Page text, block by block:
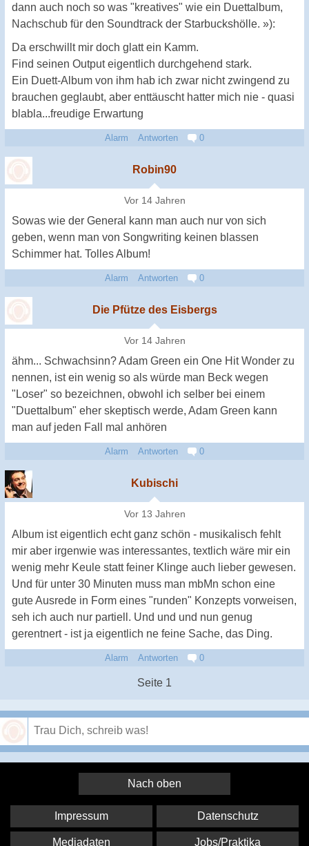
dann auch noch so was "kreatives" wie ein Duettalbum,
Nachschub für den Soundtrack der Starbuckshölle. »):
Da erschwillt mir doch glatt ein Kamm.
Find seinen Output eigentlich durchgehend stark.
Ein Duett-Album von ihm hab ich zwar nicht zwingend zu
brauchen geglaubt, aber enttäuscht hatter mich nie - quasi
blabla...freudige Erwartung
Alarm Antworten 0
Robin90
Vor 14 Jahren
Sowas wie der General kann man auch nur von sich
geben, wenn man von Songwriting keinen blassen
Schimmer hat. Tolles Album!
Alarm Antworten 0
Die Pfütze des Eisbergs
Vor 14 Jahren
ähm... Schwachsinn? Adam Green ein One Hit Wonder zu
nennen, ist ein wenig so als würde man Beck wegen
"Loser" so bezeichnen, obwohl ich selber bei einem
"Duettalbum" eher skeptisch werde, Adam Green kann
man auf jeden Fall mal anhören
Alarm Antworten 0
Kubischi
Vor 13 Jahren
Album ist eigentlich echt ganz schön - musikalisch fehlt
mir aber irgenwie was interessantes, textlich wäre mir ein
wenig mehr Keule statt feiner Klinge auch lieber gewesen.
Und für unter 30 Minuten muss man mbMn schon eine
gute Ausrede in Form eines "runden" Konzepts vorweisen,
seh ich auch nur partiell. Und und und nun genug
gerentnert - ist ja eigentlich ne feine Sache, das Ding.
Alarm Antworten 0
Seite 1
Nach oben
Impressum Datenschutz
Mediadaten Jobs/Praktika